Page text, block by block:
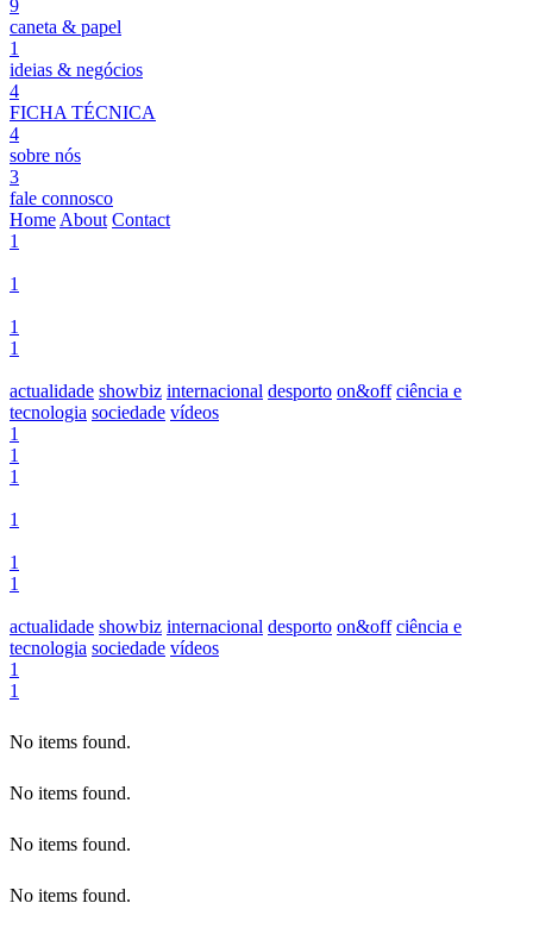
9
caneta & papel
1
ideias & negócios
4
FICHA TÉCNICA
4
sobre nós
3
fale connosco
Home About Contact
1
1
1
1
actualidade showbiz internacional desporto on&off ciência e
tecnologia sociedade vídeos
1
1
1
1
1
1
actualidade showbiz internacional desporto on&off ciência e
tecnologia sociedade vídeos
1
1
No items found.
No items found.
No items found.
No items found.